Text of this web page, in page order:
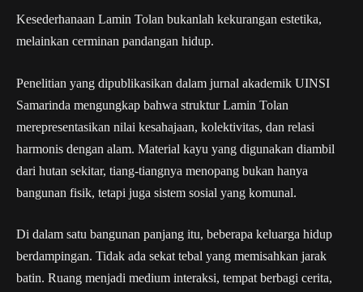
Kesederhanaan Lamin Tolan bukanlah kekurangan estetika,
melainkan cerminan pandangan hidup.
Penelitian yang dipublikasikan dalam jurnal akademik UINSI
Samarinda mengungkap bahwa struktur Lamin Tolan
merepresentasikan nilai kesahajaan, kolektivitas, dan relasi
harmonis dengan alam. Material kayu yang digunakan diambil
dari hutan sekitar, tiang-tiangnya menopang bukan hanya
bangunan fisik, tetapi juga sistem sosial yang komunal.
Di dalam satu bangunan panjang itu, beberapa keluarga hidup
berdampingan. Tidak ada sekat tebal yang memisahkan jarak
batin. Ruang menjadi medium interaksi, tempat berbagi cerita,